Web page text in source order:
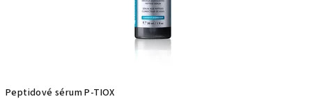
a
Peptidové sérum P-TIOX